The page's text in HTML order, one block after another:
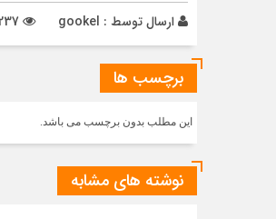
ارسال توسط : gookel
برچسب ها
این مطلب بدون برچسب می باشد.
نوشته های مشابه